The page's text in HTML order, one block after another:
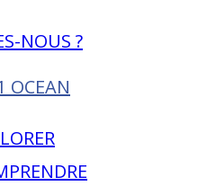
NOUS ?
OCEAN